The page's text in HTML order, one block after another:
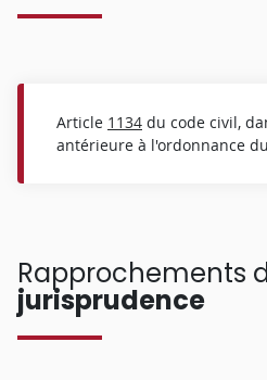
Article 1134 du code civil,
antérieure à l'ordonnance
Rapprochements
jurisprudence